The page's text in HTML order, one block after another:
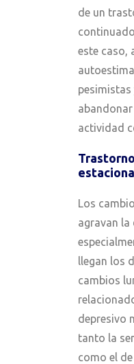
de un
este caso,
actividad
Los
agravan la
llegan los
cambios
depresivo
tanto la
como el